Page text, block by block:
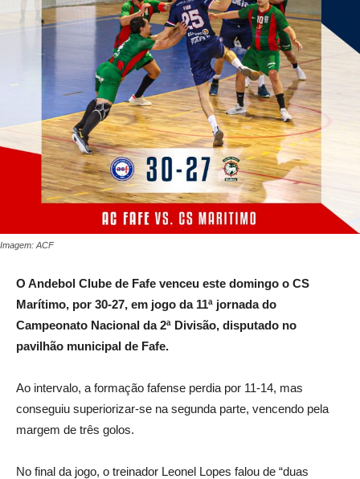
Imagem: ACF
O Andebol Clube de Fafe venceu este domingo o CS
Marítimo, por 30-27, em jogo da 11ª jornada do
Campeonato Nacional da 2ª Divisão, disputado no
pavilhão municipal de Fafe.
Ao intervalo, a formação fafense perdia por 11-14, mas
conseguiu superiorizar-se na segunda parte, vencendo pela
margem de três golos.
No final da jogo, o treinador Leonel Lopes falou de “duas